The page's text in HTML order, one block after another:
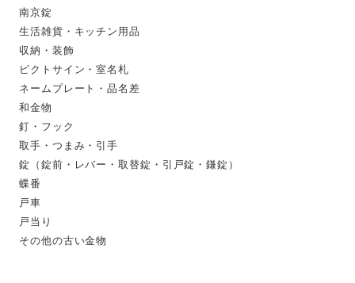
南京錠
生活雑貨・キッチン用品
収納・装飾
ピクトサイン・室名札
ネームプレート・品名差
和金物
釘・フック
取手・つまみ・引手
錠（錠前・レバー・取替錠・引戸錠・鎌錠）
蝶番
戸車
戸当り
その他の古い金物